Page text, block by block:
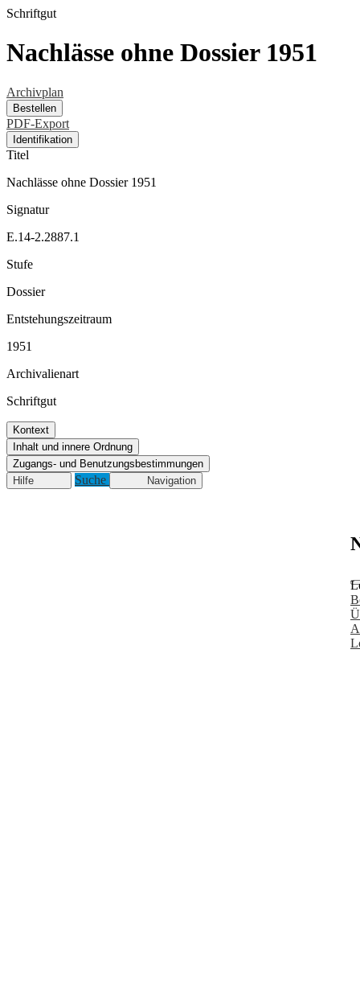
Schriftgut
Nachlässe ohne Dossier 1951
Archivplan
Bestellen
PDF-Export
Identifikation
Titel
Nachlässe ohne Dossier 1951
Signatur
E.14-2.2887.1
Stufe
Dossier
Entstehungszeitraum
1951
Archivalienart
Schriftgut
Kontext
Inhalt und innere Ordnung
Zugangs- und Benutzungsbestimmungen
Hilfe
Suche Navigation